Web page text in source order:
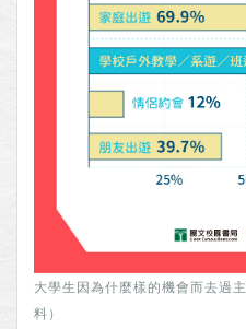
大學生因為什麼樣的機會而去過
料）